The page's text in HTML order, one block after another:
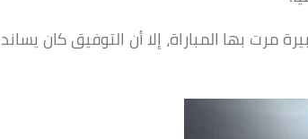
بها المباراة، إلا أن التوفيق كان يساند